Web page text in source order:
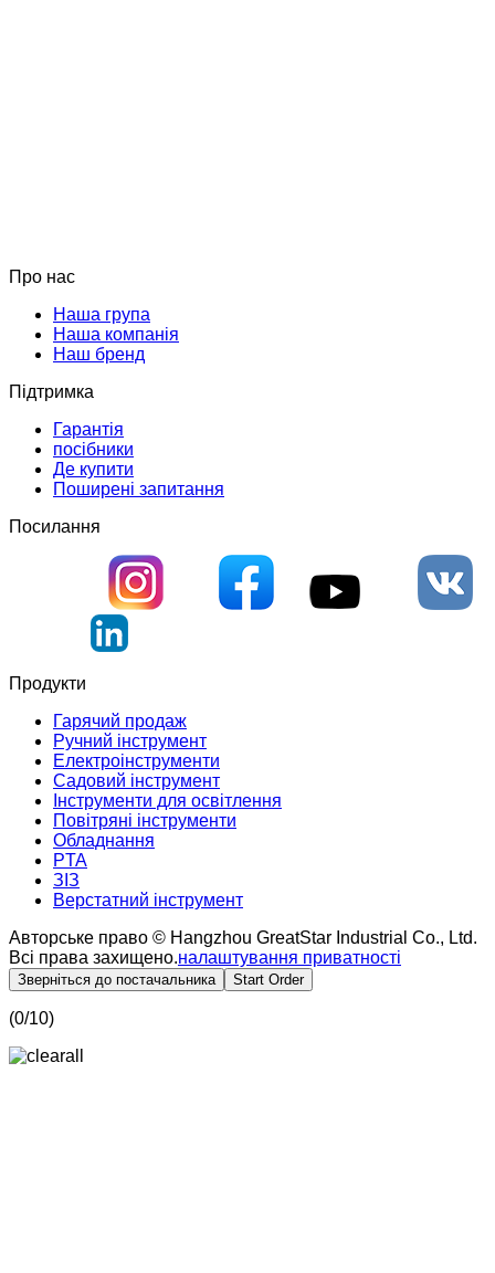
Про нас
Наша група
Наша компанія
Наш бренд
Підтримка
Гарантія
посібники
Де купити
Поширені запитання
Посилання
Продукти
Гарячий продаж
Ручний інструмент
Електроінструменти
Садовий інструмент
Інструменти для освітлення
Повітряні інструменти
Обладнання
PTA
ЗІЗ
Верстатний інструмент
Авторське право © Hangzhou GreatStar Industrial Co., Ltd.
Всі права захищено.налаштування приватності
Зверніться до постачальника Start Order
(0/10)